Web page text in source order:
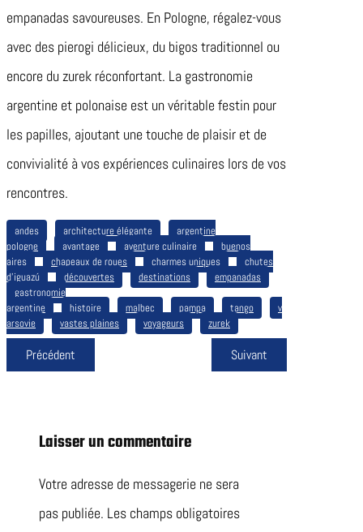
empanadas savoureuses. En Pologne, régalez-vous
avec des pierogi délicieux, du bigos traditionnel ou
encore du zurek réconfortant. La gastronomie
argentine et polonaise est un véritable festin pour
les papilles, ajoutant une touche de plaisir et de
convivialité à vos expériences culinaires lors de vos
rencontres.
andes architecture élégante
argentine
pologne
avantage aventure culinaire
buenos
aires
chapeaux de roues charmes uniques
chutes
d’iguazú
découvertes destinations
empanadas
gastronomie
argentine
histoire malbec pampa tango
v
arsovie
vastes plaines voyageurs zurek
Précédent Suivant
Laisser un commentaire
Votre adresse de messagerie ne sera
pas publiée. Les champs obligatoires